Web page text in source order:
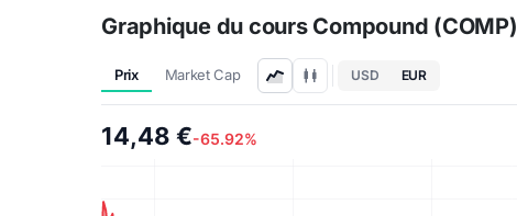
Graphique du cours Compound (COMP)
Prix Market Cap USD EUR
14,48 €-65.92%